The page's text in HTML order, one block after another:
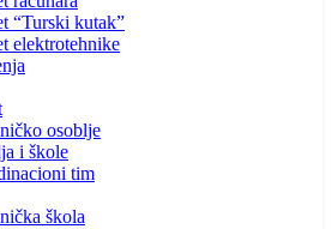
“Turski kutak”
elektrotehnike
osoblje
i škole
tim
škola